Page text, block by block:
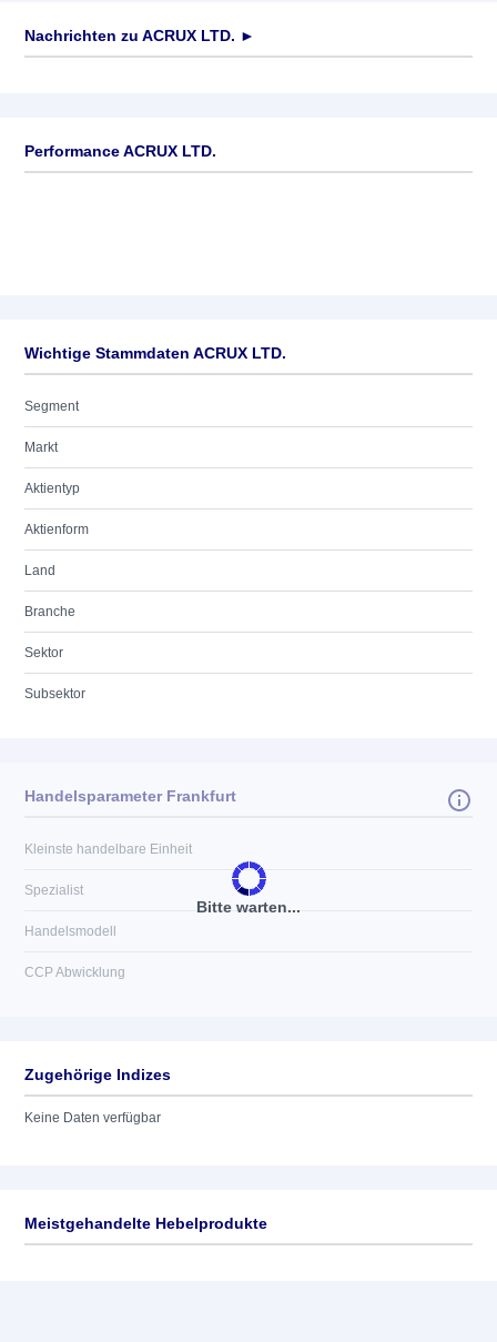
Nachrichten zu ACRUX LTD. ►
Performance ACRUX LTD.
Wichtige Stammdaten ACRUX LTD.
Segment
Markt
Aktientyp
Aktienform
Land
Branche
Sektor
Subsektor
Bitte warten...
Handelsparameter Frankfurt
Kleinste handelbare Einheit
Spezialist
Handelsmodell
CCP Abwicklung
Zugehörige Indizes
Keine Daten verfügbar
Meistgehandelte Hebelprodukte